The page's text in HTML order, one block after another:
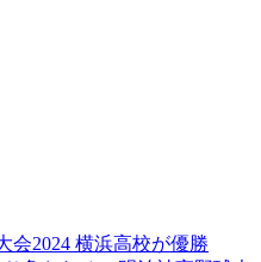
会2024 横浜高校が優勝